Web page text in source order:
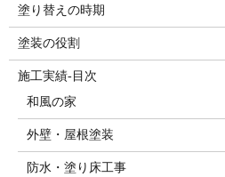
塗り替えの時期
塗装の役割
施工実績-目次
和風の家
外壁・屋根塗装
防水・塗り床工事